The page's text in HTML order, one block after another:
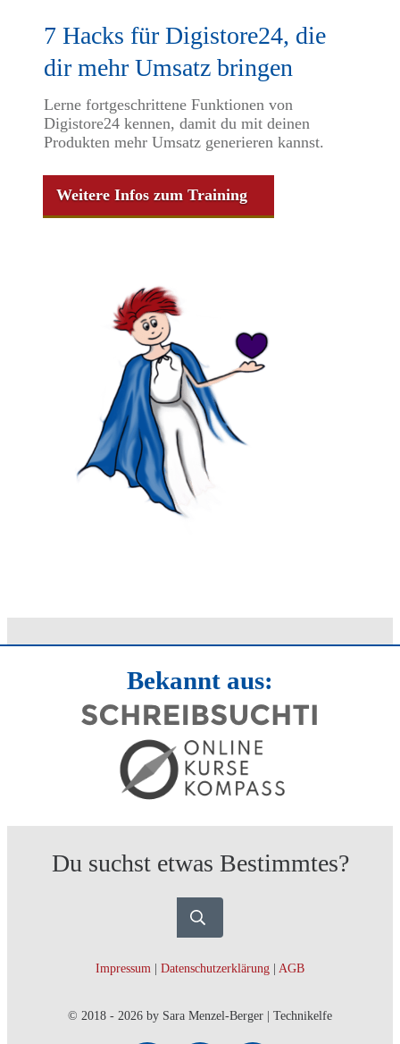
7 Hacks für Digistore24, die
dir mehr Umsatz bringen
Lerne fortgeschrittene Funktionen von
Digistore24 kennen, damit du mit deinen
Produkten mehr Umsatz generieren kannst.
Weitere Infos zum Training
Bekannt aus:
Du suchst etwas Bestimmtes?
Impressum Datenschutzerklärung AGB
© 2018 - 2026 by Sara Menzel-Berger | Technikelfe